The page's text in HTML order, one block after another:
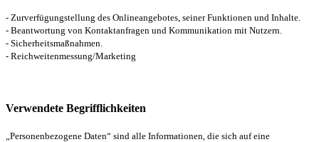
- Zurverfügungstellung des Onlineangebotes, seiner Funktionen und Inhalte.
- Beantwortung von Kontaktanfragen und Kommunikation mit Nutzern.
- Sicherheitsmaßnahmen.
- Reichweitenmessung/Marketing
Verwendete Begrifflichkeiten
„Personenbezogene Daten“ sind alle Informationen, die sich auf eine